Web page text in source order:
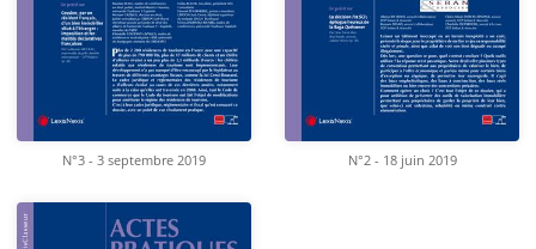
N°3 - 3 septembre 2019 N°2 - 18 juin 2019